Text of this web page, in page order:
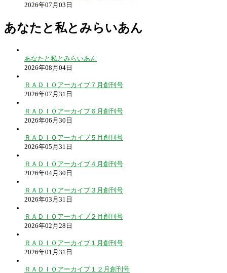
2026年07月03日
あなたと私とみらいあん
あなたと私とみらいあん
2026年08月04日
ＲＡＤＩＯアーカイブ７月創刊号
2026年07月31日
ＲＡＤＩＯアーカイブ６月創刊号
2026年06月30日
ＲＡＤＩＯアーカイブ５月創刊号
2026年05月31日
ＲＡＤＩＯアーカイブ４月創刊号
2026年04月30日
ＲＡＤＩＯアーカイブ３月創刊号
2026年03月31日
ＲＡＤＩＯアーカイブ２月創刊号
2026年02月28日
ＲＡＤＩＯアーカイブ１月創刊号
2026年01月31日
ＲＡＤＩＯアーカイブ１２月創刊号